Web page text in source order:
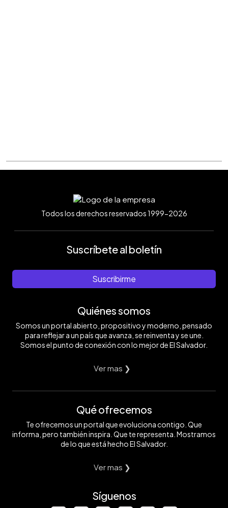
Todos los derechos reservados 1999-2026
Suscríbete al boletín
Suscribirme
Quiénes somos
Somos un portal abierto, propositivo y moderno, pensado
para reflejar a un país que avanza, se reinventa y se une.
Somos el punto de conexión con lo mejor de El Salvador.
Ver mas ❯
Qué ofrecemos
Te ofrecemos un portal que evoluciona contigo. Que
informa, pero también inspira. Que te representa. Mostramos
de lo que está hecho El Salvador.
Ver mas ❯
Síguenos